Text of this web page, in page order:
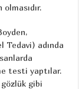
Tedavi) adında
testi yaptılar.
gibi